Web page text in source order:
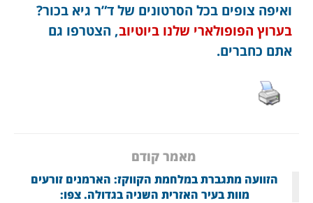
ואיפה צופים בכל הסרטונים של ד”ר גיא בכור?
בערוץ הפופולארי שלנו ביוטיוב, הצטרפו גם
אתם כחברים.
מאמר קודם
הזוועה מתגברת במלחמת הקווקז: הארמנים זורעים
מוות בעיר האזרית השניה בגדולה. צפו: